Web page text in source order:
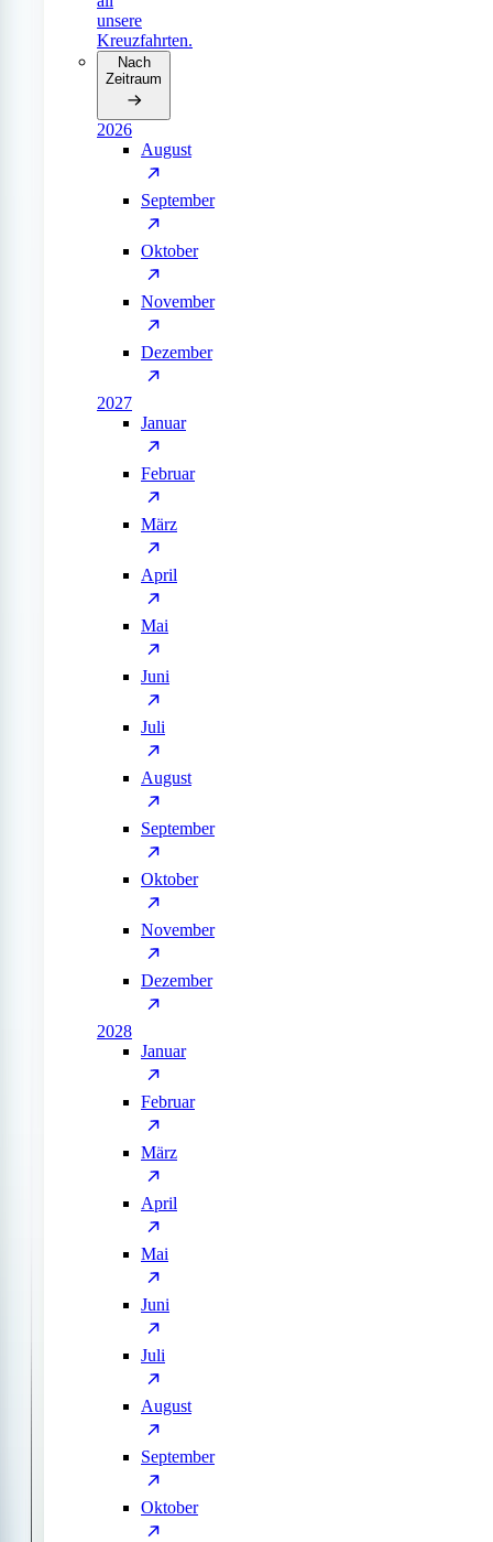
unsere
Kreuzfahrten.
Nach
Zeitraum
2026
August
September
Oktober
November
Dezember
2027
Januar
Februar
März
April
Mai
Juni
Juli
August
September
Oktober
November
Dezember
2028
Januar
Februar
März
April
Mai
Juni
Juli
August
September
Oktober